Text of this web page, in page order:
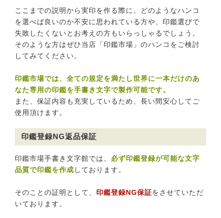
ここまでの説明から実印を作る際に、どのようなハンコ
を選べば良いのか不安に思われている方や、印鑑選びで
失敗したくないとお考えの方もいらっしゃるでしょう。
そのような方はぜひ当店「印鑑市場」のハンコをご検討
してみてください。
印鑑市場では、全ての規定を満たし世界に一本だけのあ
なた専用の印鑑を手書き文字で製作可能です。
また、保証内容も充実しているため、長い間安心してご
使用頂けます。
印鑑登録NG返品保証
印鑑市場手書き文字館では、 必ず印鑑登録が可能な文字
品質で印鑑を作成 しております。
そのことの証明として、 印鑑登録NG保証をさせていただ
いております。